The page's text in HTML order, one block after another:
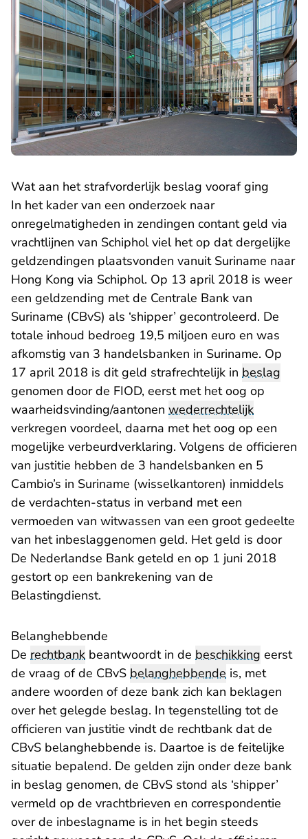
Wat aan het strafvorderlijk beslag vooraf ging
In het kader van een onderzoek naar
onregelmatigheden in zendingen contant geld via
vrachtlijnen van Schiphol viel het op dat dergelijke
geldzendingen plaatsvonden vanuit Suriname naar
Hong Kong via Schiphol. Op 13 april 2018 is weer
een geldzending met de Centrale Bank van
Suriname (CBvS) als ‘shipper’ gecontroleerd. De
totale inhoud bedroeg 19,5 miljoen euro en was
afkomstig van 3 handelsbanken in Suriname. Op
17 april 2018 is dit geld strafrechtelijk in beslag
genomen door de FIOD, eerst met het oog op
waarheidsvinding/aantonen wederrechtelijk
verkregen voordeel, daarna met het oog op een
mogelijke verbeurdverklaring. Volgens de officieren
van justitie hebben de 3 handelsbanken en 5
Cambio’s in Suriname (wisselkantoren) inmiddels
de verdachten-status in verband met een
vermoeden van witwassen van een groot gedeelte
van het inbeslaggenomen geld. Het geld is door
De Nederlandse Bank geteld en op 1 juni 2018
gestort op een bankrekening van de
Belastingdienst.
Belanghebbende
De rechtbank beantwoordt in de beschikking eerst
de vraag of de CBvS belanghebbende is, met
andere woorden of deze bank zich kan beklagen
over het gelegde beslag. In tegenstelling tot de
officieren van justitie vindt de rechtbank dat de
CBvS belanghebbende is. Daartoe is de feitelijke
situatie bepalend. De gelden zijn onder deze bank
in beslag genomen, de CBvS stond als ‘shipper’
vermeld op de vrachtbrieven en correspondentie
over de inbeslagname is in het begin steeds